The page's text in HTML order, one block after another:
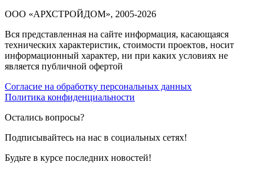
ООО «АРХСТРОЙДОМ», 2005-2026
Вся представленная на сайте информация, касающаяся
технических характеристик, стоимости проектов, носит
информационный характер, ни при каких условиях не
является публичной офертой
Согласие на обработку персональных данных
Политика конфиденциальности
Остались вопросы?
Подписывайтесь на нас в социальных сетях!
Будьте в курсе последних новостей!